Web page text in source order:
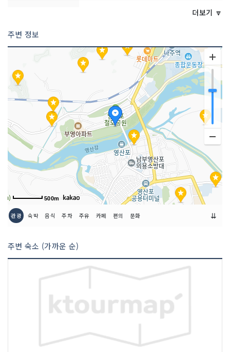
체험안내
선착장]
- 운행거리 : 왕복 10km
- 소요시간 50분
문의 및 안내 061-332-1755
주차시설 가능(소형 28대 주차 가능)
쉬는날 매주 월요일
이용시간
하절기(3월~10월) 10:00~17:00
동절기(11월~2월) 10:00~16:00
(12:00~13:00 휴식)
더보기 🔽
주변 정보
500m
관광 숙박 음식 주차 주유 카페 편의 문화 ⇊
주변 숙소 (가까운 순)